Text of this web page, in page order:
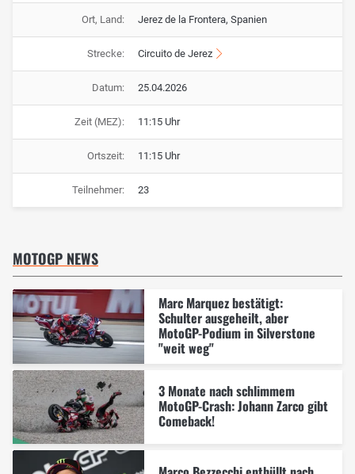
Ort, Land: Jerez de la Frontera, Spanien
Strecke: Circuito de Jerez
Datum: 25.04.2026
Zeit (MEZ): 11:15 Uhr
Ortszeit: 11:15 Uhr
Teilnehmer: 23
MOTOGP NEWS
Marc Marquez bestätigt:
Schulter ausgeheilt, aber
MotoGP-Podium in Silverstone
"weit weg"
3 Monate nach schlimmem
MotoGP-Crash: Johann Zarco gibt
Comeback!